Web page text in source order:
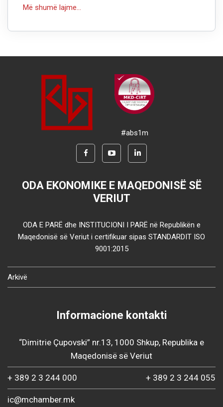
Më shumë lajme...
#abs1m
ODA EKONOMIKE E MAQEDONISË SË
VERIUT
ODA E PARË dhe INSTITUCIONI I PARË në Republikën e
Maqedonisë së Veriut i certifikuar sipas STANDARDIT ISO
9001:2015
Arkivë
Informacione kontakti
“Dimitrie Çupovski” nr.13, 1000 Shkup, Republika e
Maqedonisë së Veriut
+ 389 2 3 244 000 + 389 2 3 244 055
ic@mchamber.mk